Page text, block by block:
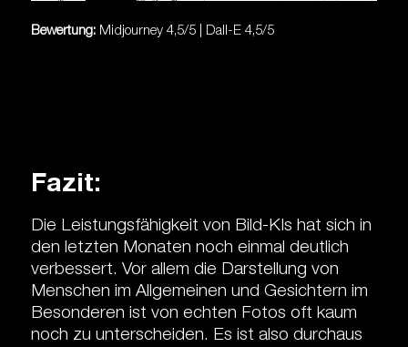
Bewertung: Midjourney 4,5/5 | Dall-E 4,5/5
Fazit:
Die Leistungsfähigkeit von Bild-KIs hat sich in
den letzten Monaten noch einmal deutlich
verbessert. Vor allem die Darstellung von
Menschen im Allgemeinen und Gesichtern im
Besonderen ist von echten Fotos oft kaum
noch zu unterscheiden. Es ist also durchaus